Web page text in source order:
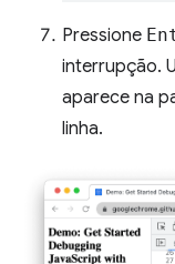
Pressione
interrupção.
aparece na
linha.